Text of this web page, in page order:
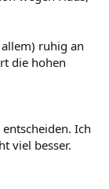
ruhig an
die hohen
Ich
viel besser.